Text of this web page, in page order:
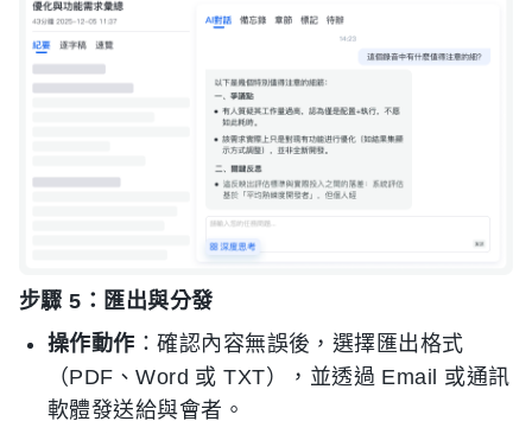
步驟 5：匯出與分發
操作動作 ：確認內容無誤後，選擇匯出格式
（PDF、Word 或 TXT），並透過 Email 或通訊
軟體發送給與會者。